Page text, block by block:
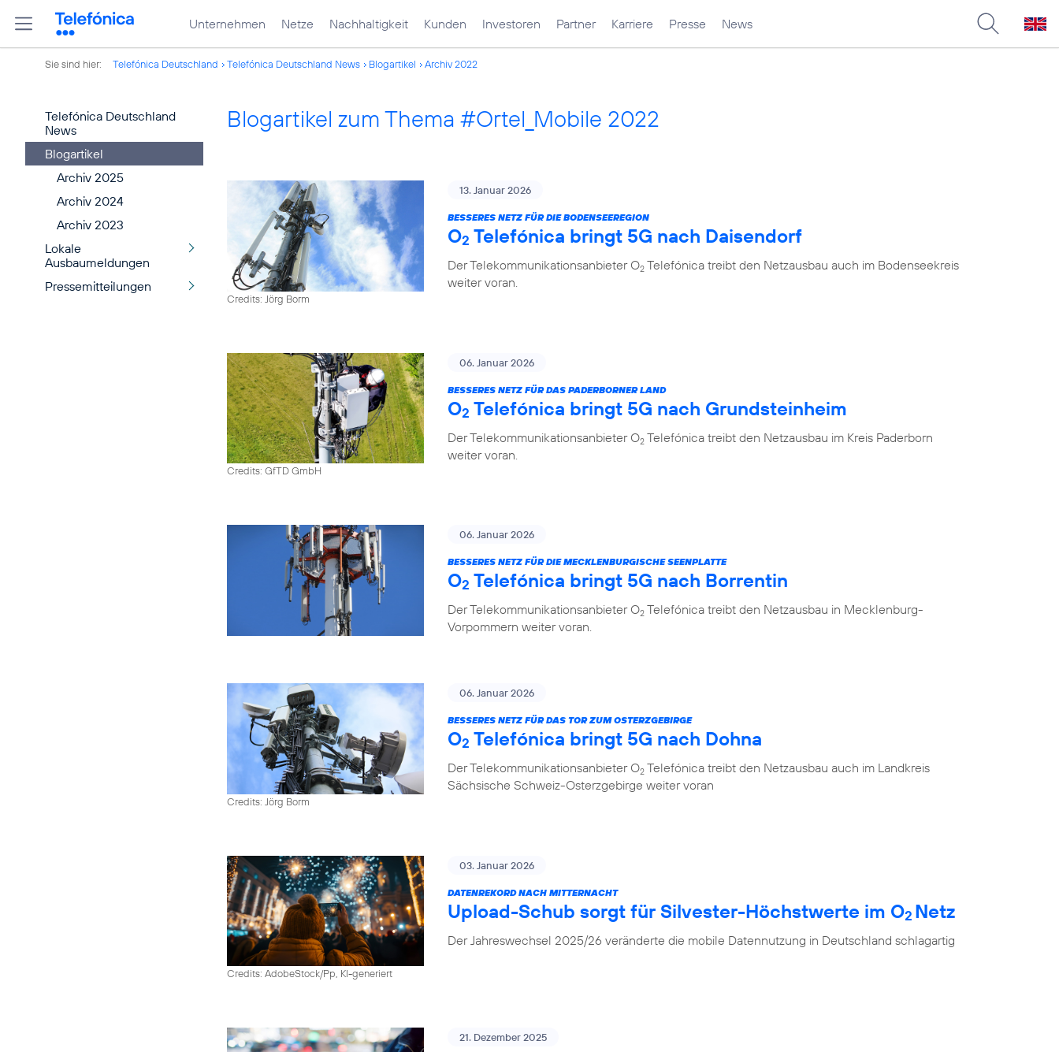
Unternehmen Netze Nachhaltigkeit Kunden Investoren Partner Karriere Presse News
Sie sind hier: Telefónica Deutschland Telefónica Deutschland News Blogartikel Archiv 2022
Telefónica Deutschland
News
Blogartikel
Archiv 2025
Archiv 2024
Archiv 2023
Lokale
Ausbaumeldungen
Pressemitteilungen
Blogartikel zum Thema #Ortel_Mobile 2022
Credits: Jörg Borm
13. Januar 2026
BESSERES NETZ FÜR DIE BODENSEEREGION
O2 Telefónica bringt 5G nach Daisendorf
Der Telekommunikationsanbieter O2 Telefónica treibt den Netzausbau auch im Bodenseekreis
weiter voran.
Credits: GfTD GmbH
06. Januar 2026
BESSERES NETZ FÜR DAS PADERBORNER LAND
O2 Telefónica bringt 5G nach Grundsteinheim
Der Telekommunikationsanbieter O2 Telefónica treibt den Netzausbau im Kreis Paderborn
weiter voran.
06. Januar 2026
BESSERES NETZ FÜR DIE MECKLENBURGISCHE SEENPLATTE
O2 Telefónica bringt 5G nach Borrentin
Der Telekommunikationsanbieter O2 Telefónica treibt den Netzausbau in Mecklenburg-
Vorpommern weiter voran.
Credits: Jörg Borm
06. Januar 2026
BESSERES NETZ FÜR DAS TOR ZUM OSTERZGEBIRGE
O2 Telefónica bringt 5G nach Dohna
Der Telekommunikationsanbieter O2 Telefónica treibt den Netzausbau auch im Landkreis
Sächsische Schweiz-Osterzgebirge weiter voran
Credits: AdobeStock/Pp, KI-generiert
03. Januar 2026
DATENREKORD NACH MITTERNACHT
Upload-Schub sorgt für Silvester-Höchstwerte im O2 Netz
Der Jahreswechsel 2025/26 veränderte die mobile Datennutzung in Deutschland schlagartig
21. Dezember 2025